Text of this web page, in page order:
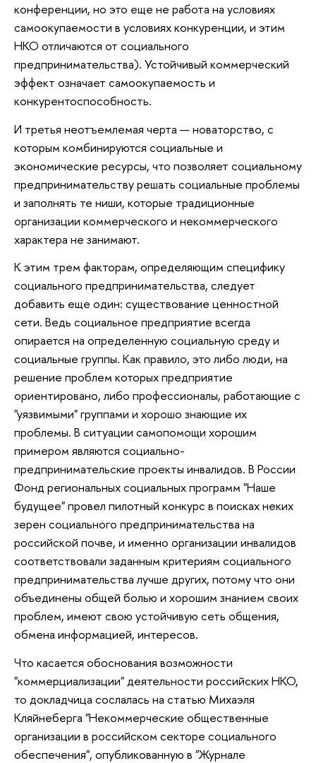
конференции, но это еще не работа на условиях
самоокупаемости в условиях конкуренции, и этим
НКО отличаются от социального
предпринимательства). Устойчивый коммерческий
эффект означает самоокупаемость и
конкурентоспособность.
И третья неотъемлемая черта — новаторство, с
которым комбинируются социальные и
экономические ресурсы, что позволяет социальному
предпринимательству решать социальные проблемы
и заполнять те ниши, которые традиционные
организации коммерческого и некоммерческого
характера не занимают.
К этим трем факторам, определяющим специфику
социального предпринимательства, следует
добавить еще один: существование ценностной
сети. Ведь социальное предприятие всегда
опирается на определенную социальную среду и
социальные группы. Как правило, это либо люди, на
решение проблем которых предприятие
ориентировано, либо профессионалы, работающие с
"уязвимыми" группами и хорошо знающие их
проблемы. В ситуации самопомощи хорошим
примером являются социально-
предпринимательские проекты инвалидов. В России
Фонд региональных социальных программ "Наше
будущее" провел пилотный конкурс в поисках неких
зерен социального предпринимательства на
российской почве, и именно организации инвалидов
соответствовали заданным критериям социального
предпринимательства лучше других, потому что они
объединены общей болью и хорошим знанием своих
проблем, имеют свою устойчивую сеть общения,
обмена информацией, интересов.
Что касается обоснования возможности
"коммерциализации" деятельности российских НКО,
то докладчица сослалась на статью Михаэля
Кляйнеберга "Некоммерческие общественные
организации в российском секторе социального
обеспечения", опубликованную в "Журнале